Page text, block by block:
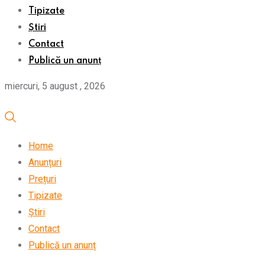
Tipizate
Știri
Contact
Publică un anunț
miercuri, 5 august , 2026
Home
Anunțuri
Prețuri
Tipizate
Știri
Contact
Publică un anunț